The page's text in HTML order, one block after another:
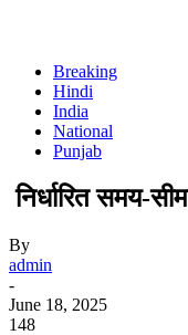
Breaking
Hindi
India
National
Punjab
निर्धारित समय-
By
admin
-
June 18, 2025
148